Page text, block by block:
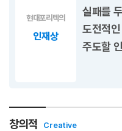
현대포리텍의
인재상
실패를
도전적
주도할
창의적 Creative